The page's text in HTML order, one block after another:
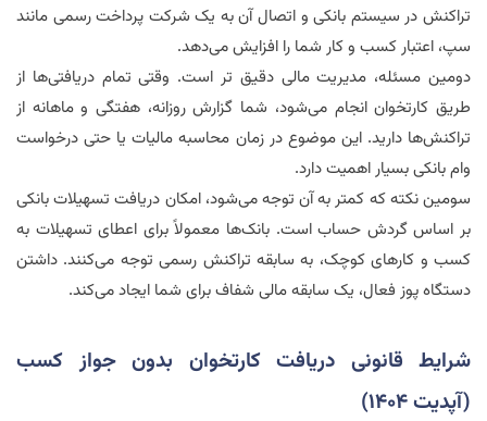
تراکنش در سیستم بانکی و اتصال آن به یک شرکت پرداخت رسمی مانند
سپ، اعتبار کسب و کار شما را افزایش می‌دهد.
دومین مسئله، مدیریت مالی دقیق تر است. وقتی تمام دریافتی‌ها از
طریق کارتخوان انجام می‌شود، شما گزارش روزانه، هفتگی و ماهانه از
تراکنش‌ها دارید. این موضوع در زمان محاسبه مالیات یا حتی درخواست
وام بانکی بسیار اهمیت دارد.
سومین نکته که کمتر به آن توجه می‌شود، امکان دریافت تسهیلات بانکی
بر اساس گردش حساب است. بانک‌ها معمولاً برای اعطای تسهیلات به
کسب و کارهای کوچک، به سابقه تراکنش رسمی توجه می‌کنند. داشتن
دستگاه پوز فعال، یک سابقه مالی شفاف برای شما ایجاد می‌کند.
شرایط قانونی دریافت کارتخوان بدون جواز کسب
(آپدیت ۱۴۰۴)